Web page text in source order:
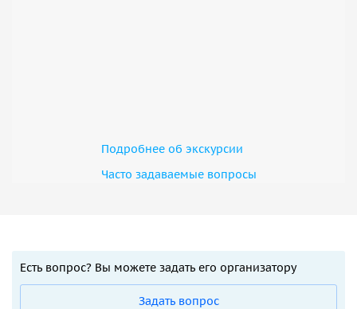
Подробнее об экскурсии
Часто задаваемые вопросы
Есть вопрос? Вы можете задать его организатору
Задать вопрос